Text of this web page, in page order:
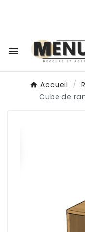

Accueil
Cube de